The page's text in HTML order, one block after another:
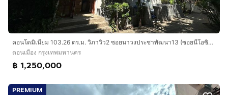
คอนโดมิเนียม 103.26 ตร.ม. วิภาวิว2 ซอยนาวงประชาพัฒนา13 (ซอยนีโอซิตี้) ถนนนาวงประชาพัฒนา ถนนสรงประภา เขตดอนเมือง กรุงเทพมหานคร
ดอนเมือง กรุงเทพมหานคร
฿ 1,250,000
PREMIUM